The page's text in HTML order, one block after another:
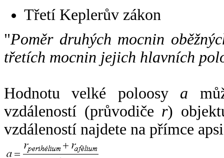
Třetí Keplerův zákon
"Poměr druhých mocnin
třetích mocnin jejich hlavních
Hodnotu velké poloosy a
vzdáleností (průvodiče r)
vzdáleností najdete na přímce